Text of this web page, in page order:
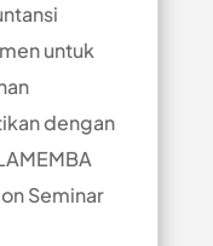
untuk
dengan
Seminar